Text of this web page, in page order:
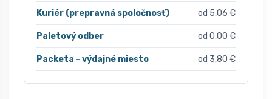
Kuriér (prepravná spoločnosť) od 5,06 €
Paletový odber od 0,00 €
Packeta - výdajné miesto od 3,80 €